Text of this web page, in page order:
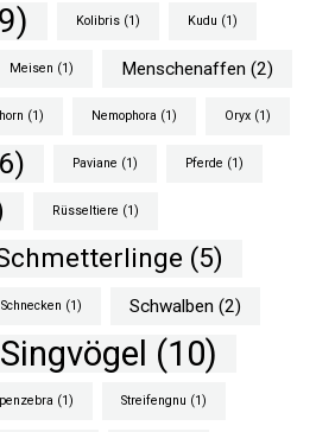
Kolibris (1) Kudu (1)
Meisen (1) Menschenaffen (2)
(1) Nemophora (1) Oryx (1)
Paviane (1) Pferde (1)
Rüsseltiere (1)
(5)
Schnecken (1) Schwalben (2)
Singvögel (10)
(1) Streifengnu (1)